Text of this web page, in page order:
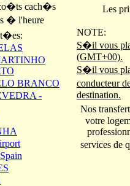
cach�s
� l'heure
BRANCO
-
Les
NOTE:
S�il vous
(GMT+00).
S�il vous
conducteur
destination.
Nos
votre
services de